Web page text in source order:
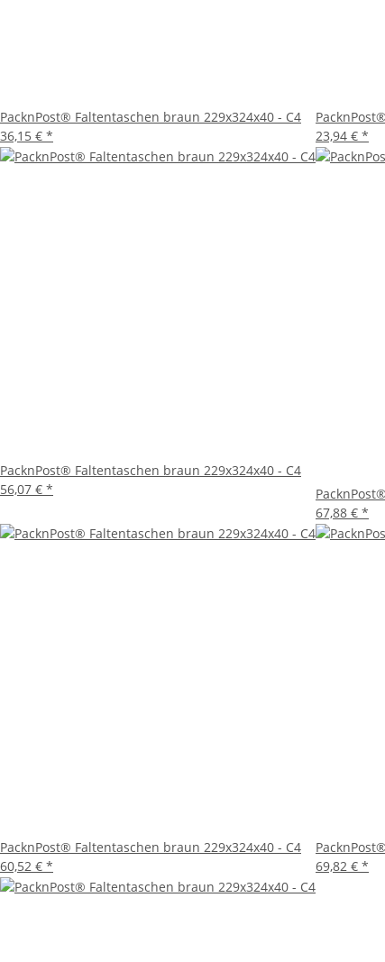
eintreffen.
PacknPost® Faltentaschen braun 229x324x40 - C4
36,15 € *
23,94 € *
PacknPost® Faltentaschen braun 229x324x40 - C4
56,07 € *
67,88 € *
PacknPost® Faltentaschen braun 229x324x40 - C4
60,52 € *
69,82 € *